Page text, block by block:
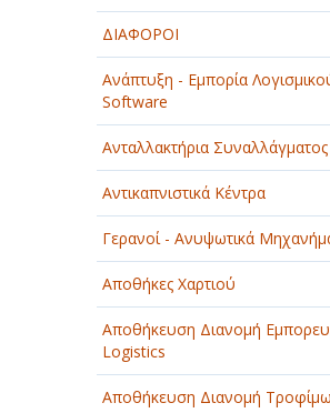
ΔΙΑΦΟΡΟΙ
Ανάπτυξη - Εμπορία
Software
Ανταλλακτήρια Συναλλάγματος
Αντικαπνιστικά Κέντρα
Γερανοί - Ανυψωτικά
Αποθήκες Χαρτιού
Αποθήκευση Διανομή
Logistics
Αποθήκευση Διανομή